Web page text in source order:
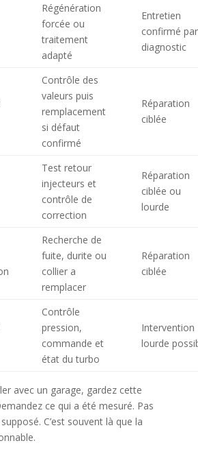
Régénération
forcée ou
traitement
adapté
Entretien
confirmé par
diagnostic
Contrôle des
valeurs puis
remplacement
si défaut
confirmé
Réparation
ciblée
Test retour
injecteurs et
contrôle de
correction
Réparation
ciblée ou
lourde
Recherche de
fuite, durite ou
collier a
remplacer
Réparation
ciblée
Contrôle
pression,
commande et
état du turbo
Intervention
lourde
avec un garage, gardez cette
ce qui a été mesuré. Pas
C’est souvent là que la